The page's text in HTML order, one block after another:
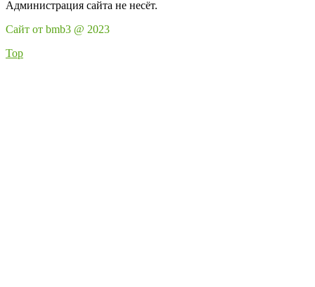
Администрация сайта не несёт.
Сайт от bmb3 @ 2023
Top